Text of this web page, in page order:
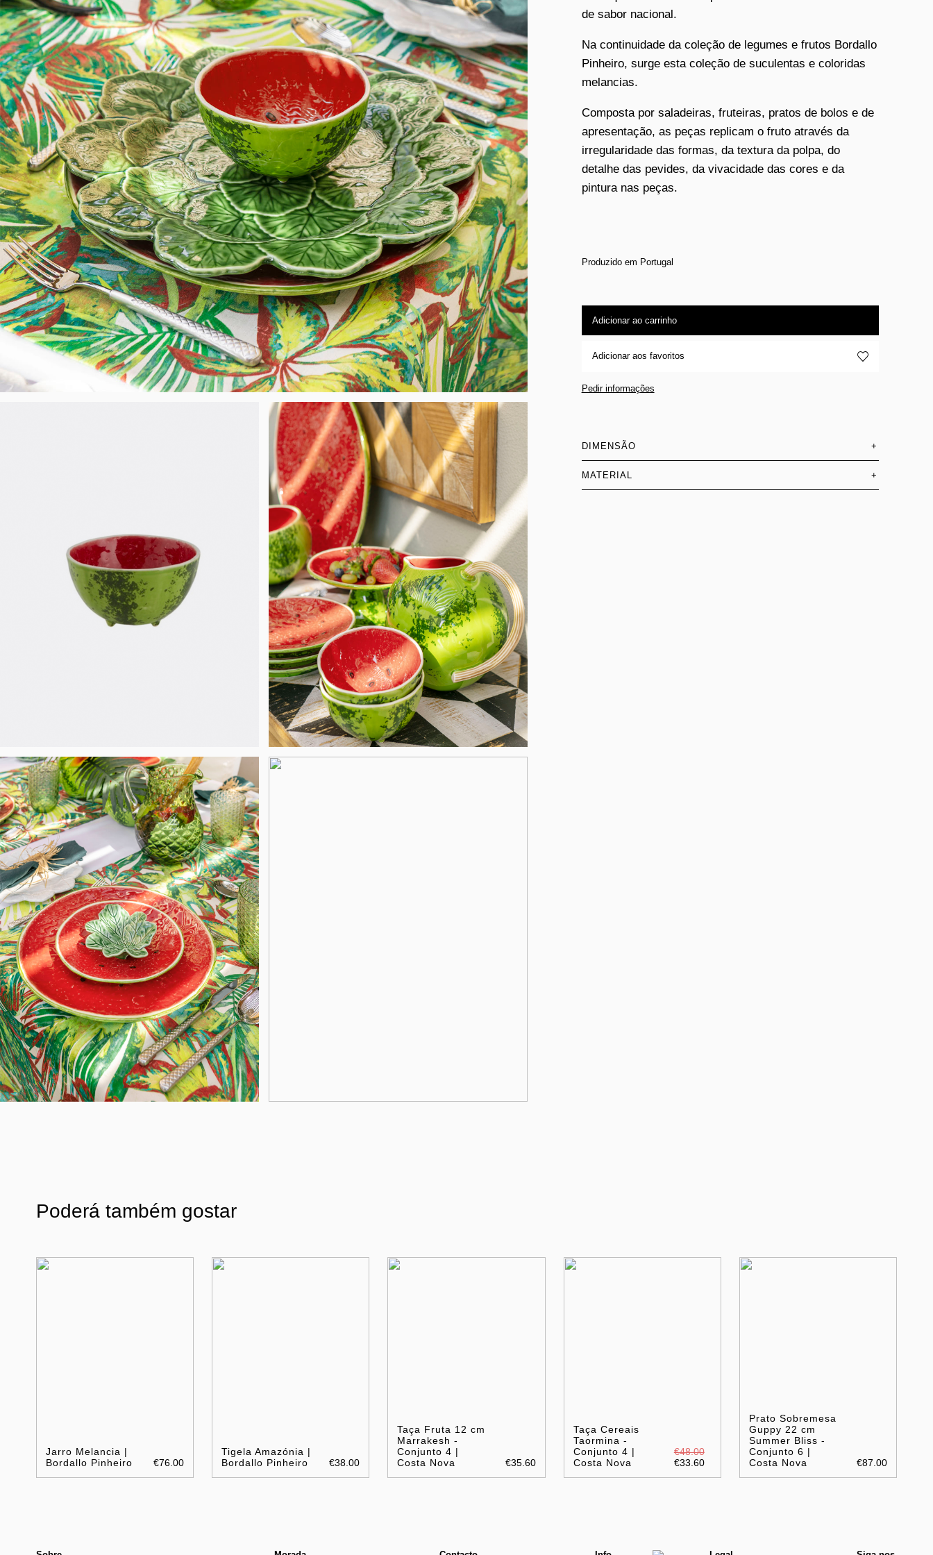
de sabor nacional.
Na continuidade da coleção de legumes e frutos Bordallo
Pinheiro, surge esta coleção de suculentas e coloridas
melancias.
Composta por saladeiras, fruteiras, pratos de bolos e de
apresentação, as peças replicam o fruto através da
irregularidade das formas, da textura da polpa, do
detalhe das pevides, da vivacidade das cores e da
pintura nas peças.
Produzido em Portugal
Adicionar ao carrinho
Adicionar aos favoritos
Pedir informações
DIMENSÃO +
MATERIAL +
Poderá também gostar
Jarro Melancia |
Bordallo Pinheiro
€76.00
Tigela Amazónia |
Bordallo Pinheiro
€38.00
Taça Fruta 12 cm
Marrakesh -
Conjunto 4 |
Costa Nova
€35.60
Taça Cereais
Taormina -
Conjunto 4 |
Costa Nova
€48.00
€33.60
Prato Sobremesa
Guppy 22 cm
Summer Bliss -
Conjunto 6 |
Costa Nova
€87.00